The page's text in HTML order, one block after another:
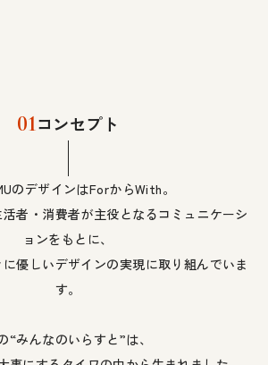
01コンセプト
のデザインはForからWith。
者・消費者が主役となるコミュニケーシ
ョンをもとに、
優しいデザインの実現に取り組んでいま
す。
“みんなのいらすと”は、